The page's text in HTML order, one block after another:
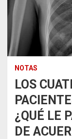
NOTAS
LOS
¿QUÉ LE
DE